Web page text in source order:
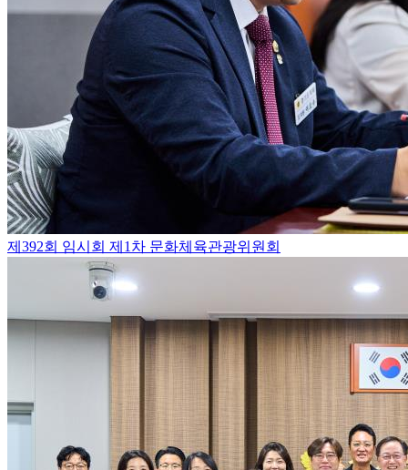
제392회 임시회 제1차 문화체육관광위원회